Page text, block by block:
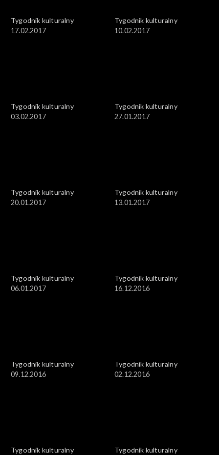
Tygodnik kulturalny
17.02.2017
Tygodnik kulturalny
10.02.2017
Tygodnik kulturalny
03.02.2017
Tygodnik kulturalny
27.01.2017
Tygodnik kulturalny
20.01.2017
Tygodnik kulturalny
13.01.2017
Tygodnik kulturalny
06.01.2017
Tygodnik kulturalny
16.12.2016
Tygodnik kulturalny
09.12.2016
Tygodnik kulturalny
02.12.2016
Tygodnik kulturalny
Tygodnik kulturalny